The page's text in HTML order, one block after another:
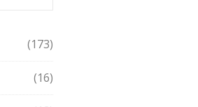
(173)
(16)